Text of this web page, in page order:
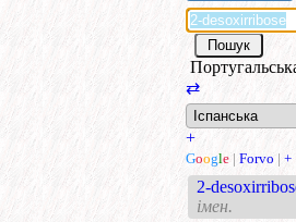
⇄
+
Google | Forvo | +
2-
імен.